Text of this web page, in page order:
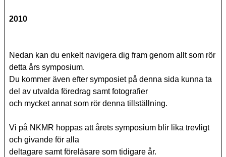
2010
Nedan kan du enkelt navigera dig fram genom allt som rör
detta års symposium.
Du kommer även efter symposiet på denna sida kunna ta
del av utvalda föredrag samt fotografier
och mycket annat som rör denna tillställning.
Vi på NKMR hoppas att årets symposium blir lika trevligt
och givande för alla
deltagare samt föreläsare som tidigare år.